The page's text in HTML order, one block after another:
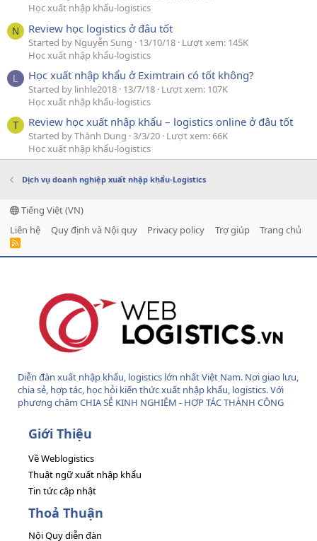
Học xuất nhập khẩu-logistics
N Review học logistics ở đâu tốt
Started by Nguyễn Sung 13/10/18 Lượt xem: 145K
Học xuất nhập khẩu-logistics
L Học xuất nhập khẩu ở Eximtrain có tốt không?
Started by linhle2018 13/7/18 Lượt xem: 107K
Học xuất nhập khẩu-logistics
T Review học xuất nhập khẩu – logistics online ở đâu tốt
Started by Thành Dung 3/3/20 Lượt xem: 66K
Học xuất nhập khẩu-logistics
Dịch vụ doanh nghiệp xuất nhập khẩu-Logistics
Tiếng Việt (VN)
Liên hệ
Quy định và Nội quy Privacy policy Trợ giúp Trang chủ
R
Diễn đàn xuất nhập khẩu, logistics lớn nhất Việt Nam. Nơi giao lưu,
chia sẻ, hợp tác, học hỏi kiến thức xuất nhập khẩu, logistics. Với
phương châm CHIA SẺ KINH NGHIỆM - HỢP TÁC THÀNH CÔNG
Giới Thiệu
Về Weblogistics
Thuật ngữ xuất nhập khẩu
Tin tức cập nhật
Thoả Thuận
Nội Quy diễn đàn